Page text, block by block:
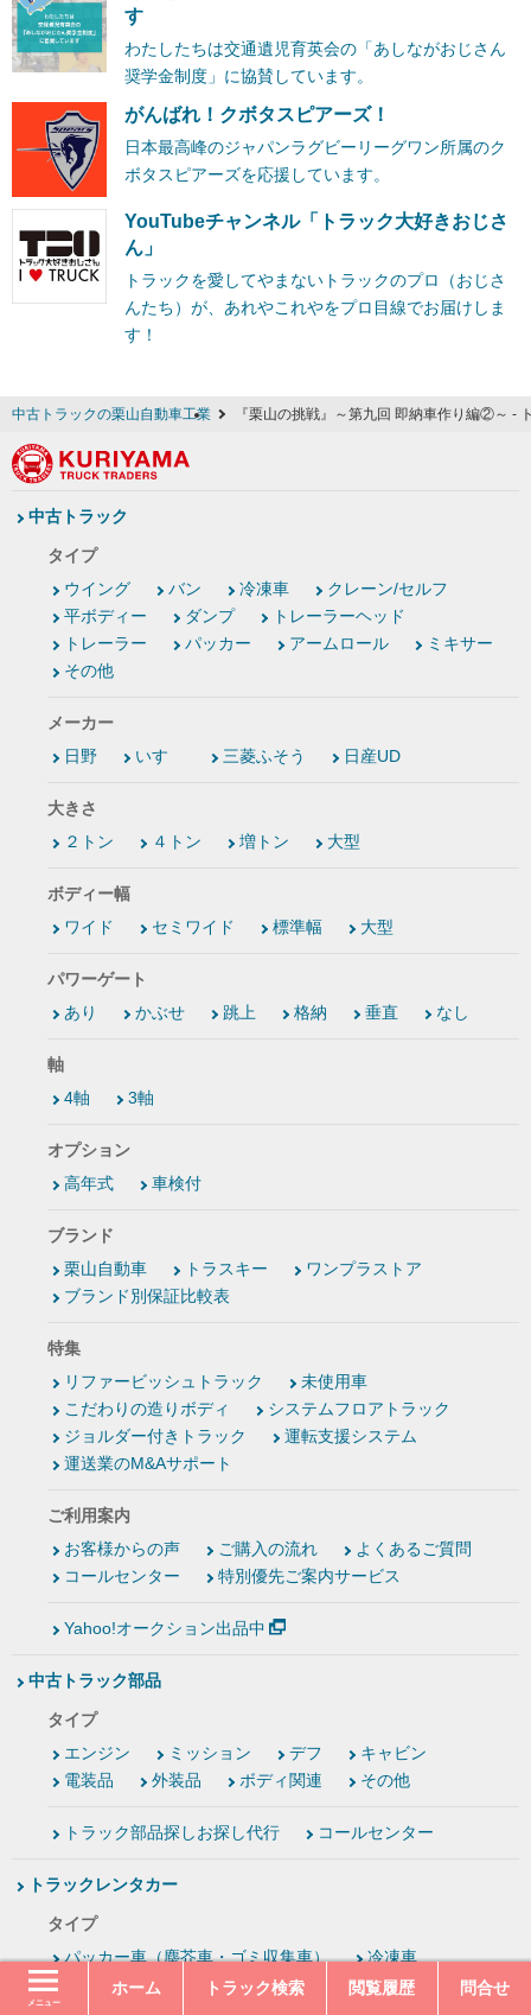
メニュー
ホーム トラック検索 閲覧履歴 問合せ
す
わたしたちは交通遺児育英会の「あしながおじさん
奨学金制度」に協賛しています。
がんばれ！クボタスピアーズ！
日本最高峰のジャパンラグビーリーグワン所属のク
ボタスピアーズを応援しています。
YouTubeチャンネル「トラック大好きおじさ
ん」
トラックを愛してやまないトラックのプロ（おじさ
んたち）が、あれやこれやをプロ目線でお届けしま
す！
中古トラックの栗山自動車工業 『栗山の挑戦』～第九回 即納車作り編②～ -
中古トラック
タイプ
ウイング
バン 冷凍車
クレーン/セルフ
平ボディー
ダンプ
トレーラーヘッド
トレーラー
パッカー アームロール
ミキサー
その他
メーカー
日野
いすゞ 三菱ふそう 日産UD
大きさ
２トン
４トン 増トン 大型
ボディー幅
ワイド
セミワイド 標準幅 大型
パワーゲート
あり
かぶせ 跳上 格納 垂直 なし
軸
4軸
3軸
オプション
高年式
車検付
ブランド
栗山自動車
トラスキー
ワンプラストア
ブランド別保証比較表
特集
リファービッシュトラック
未使用車
こだわりの造りボディ
システムフロアトラック
ジョルダー付きトラック
運転支援システム
運送業のM&Aサポート
ご利用案内
お客様からの声
ご購入の流れ
よくあるご質問
コールセンター
特別優先ご案内サービス
Yahoo!オークション出品中
中古トラック部品
タイプ
エンジン
ミッション デフ
キャビン
電装品
外装品 ボディ関連 その他
トラック部品探しお探し代行 コールセンター
トラックレンタカー
タイプ
パッカー車（塵芥車・ゴミ収集車）
冷凍車
ウイング
軽バン
トレーラーヘッド